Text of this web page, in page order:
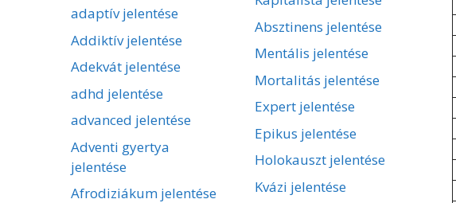
adaptív jelentése
Addiktív jelentése
Adekvát jelentése
adhd jelentése
advanced jelentése
Adventi gyertya
jelentése
Afrodiziákum jelentése
Absztinens jelentése
Mentális jelentése
Mortalitás jelentése
Expert jelentése
Epikus jelentése
Holokauszt jelentése
Kvázi jelentése